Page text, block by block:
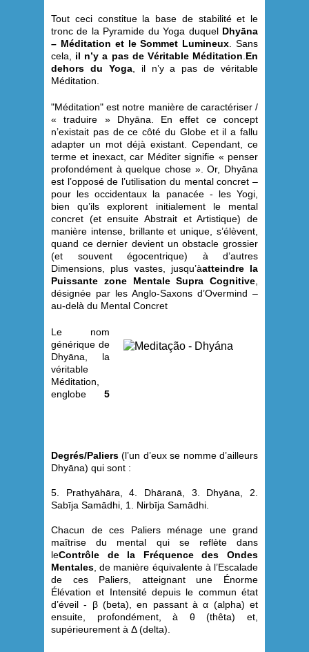
Tout ceci constitue la base de stabilité et le
tronc de la Pyramide du Yoga duquel Dhyāna
– Méditation et le Sommet Lumineux . Sans
cela, il n’y a pas de Véritable Méditation En
dehors du Yoga, il n’y a pas de véritable
Méditation.
"Méditation" est notre manière de caractériser /
« traduire » Dhyāna. En effet ce concept
n’existait pas de ce côté du Globe et il a fallu
adapter un mot déjà existant. Cependant, ce
terme et inexact, car Méditer signifie « penser
profondément à quelque chose ». Or, Dhyāna
est l’opposé de l’utilisation du mental concret –
pour les occidentaux la panacée - les Yogi,
bien qu’ils explorent initialement le mental
concret (et ensuite Abstrait et Artistique) de
manière intense, brillante et unique, s’élèvent,
quand ce dernier devient un obstacle grossier
(et souvent égocentrique) à d’autres
Dimensions, plus vastes, jusqu’àatteindre la
Puissante zone Mentale Supra Cognitive
désignée par les Anglo-Saxons d’Overmind –
au-delà du Mental Concret
Le nom
générique de
Dhyāna, la
véritable
Méditation,
englobe 5
Degrés/Paliers(l’un d’eux se nomme d’ailleurs
Dhyāna) qui sont :
5. Prathyāhāra, 4. Dhāranā, 3. Dhyāna, 2.
Sabīja Samādhi, 1. Nirbīja Samādhi.
Chacun de ces Paliers ménage une grand
maîtrise du mental qui se reflète dans
leContrôle de la Fréquence des Ondes
Mentales , de manière équivalente à l’Escalade
de ces Paliers, atteignant une Énorme
Élévation et Intensité depuis le commun état
d’éveil - β (beta), en passant à α (alpha) et
ensuite, profondément, à θ (thêta) et,
supérieurement à Δ (delta).